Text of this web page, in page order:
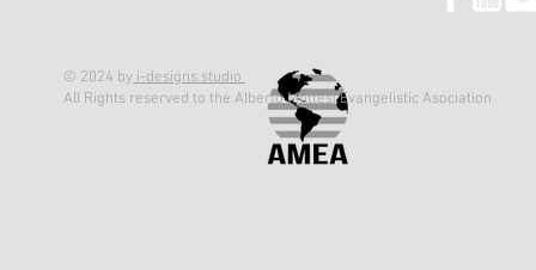
© 2024 by i-designs.studio
All Rights reserved to the Alberto Mottesi Evangelistic Asociation